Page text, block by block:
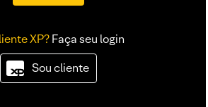
XP?Faça seu login
Sou cliente